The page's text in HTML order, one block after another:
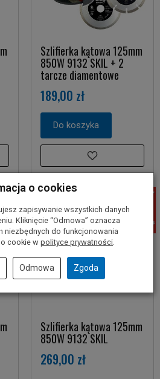
Szlifierka kątowa 125mm
850W 9132 SKIL + 2
tarcze diamentowe
189,00 zł
Do koszyka
Szlifierka kątowa 125mm
850W 9132 SKIL
269,00 zł
o cookies
zapisywanie wszystkich danych
Kliknięcie “Odmowa” oznacza
niezbędnych do funkcjonowania
cookie w polityce prywatności
Odmowa Zgoda